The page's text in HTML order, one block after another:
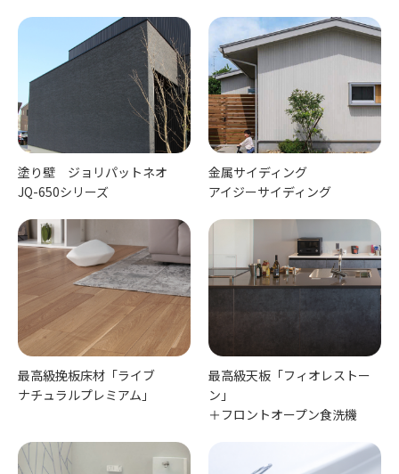
塗り壁 ジョリパットネオ
JQ-650シリーズ
金属サイディング
アイジーサイディング
最高級挽板床材「ライブ
ナチュラルプレミアム」
最高級天板「フィオレストー
ン」
＋フロントオープン食洗機